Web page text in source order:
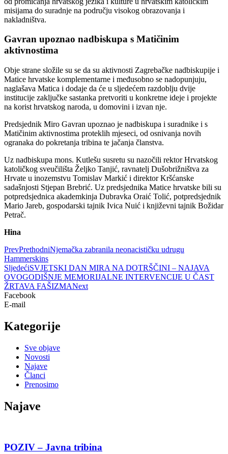
misijama do suradnje na području visokog obrazovanja i
nakladništva.
Gavran upoznao nadbiskupa s Matičinim
aktivnostima
Obje strane složile su se da su aktivnosti Zagrebačke nadbiskupije i
Matice hrvatske komplementarne i međusobno se nadopunjuju,
naglašava Matica i dodaje da će u sljedećem razdoblju dvije
institucije zaključke sastanka pretvoriti u konkretne ideje i projekte
na korist hrvatskog naroda, u domovini i izvan nje.
Predsjednik Miro Gavran upoznao je nadbiskupa i suradnike i s
Matičinim aktivnostima proteklih mjeseci, od osnivanja novih
ogranaka do pokretanja tribina te jačanja članstva.
Uz nadbiskupa mons. Kutlešu susretu su nazočili rektor Hrvatskog
katoličkog sveučilišta Željko Tanjić, ravnatelj Dušobrižništva za
Hrvate u inozemstvu Tomislav Markić i direktor Kršćanske
sadašnjosti Stjepan Brebrić. Uz predsjednika Matice hrvatske bili su
potpredsjednica akademkinja Dubravka Oraić Tolić, potpredsjednik
Mario Jareb, gospodarski tajnik Ivica Nuić i književni tajnik Božidar
Petrač.
Hina
PrevPrethodniNjemačka zabranila neonacističku udrugu
Hammerskins
SljedećiSVJETSKI DAN MIRA NA DOTRŠČINI – NAJAVA
OVOGODIŠNJE MEMORIJALNE INTERVENCIJE U ČAST
ŽRTAVA FAŠIZMANext
Facebook
E-mail
Kategorije
Sve objave
Novosti
Najave
Članci
Prenosimo
Najave
POZIV – Javna tribina